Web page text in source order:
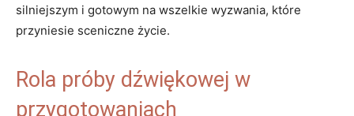
silniejszym i gotowym na wszelkie wyzwania, które
przyniesie sceniczne życie.
Rola próby dźwiękowej w
przygotowaniach